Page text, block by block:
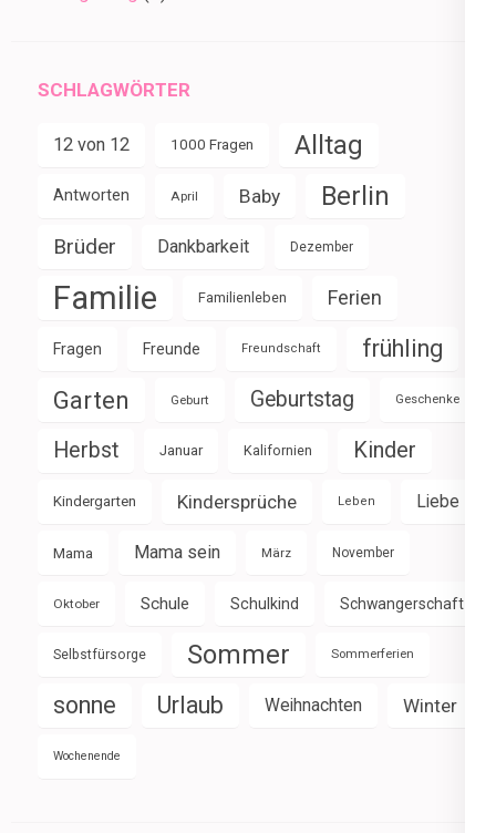
SCHLAGWÖRTER
12 von 12 1000 Fragen Alltag
Antworten April Baby Berlin
Brüder Dankbarkeit Dezember
Familie Familienleben Ferien
Fragen Freunde Freundschaft frühling
Garten Geburt Geburtstag Geschenke
Herbst Januar Kalifornien Kinder
Kindergarten Kindersprüche Leben Liebe
Mama Mama sein März November
Oktober Schule Schulkind Schwangerschaft
Selbstfürsorge Sommer Sommerferien
sonne Urlaub Weihnachten Winter
Wochenende